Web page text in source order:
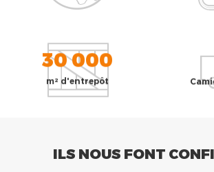
30 000
m² d'entrepôt
ILS NOUS FONT